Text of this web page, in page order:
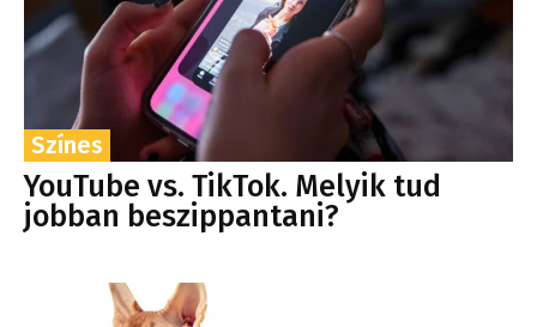
Színes
YouTube vs. TikTok. Melyik tud
jobban beszippantani?